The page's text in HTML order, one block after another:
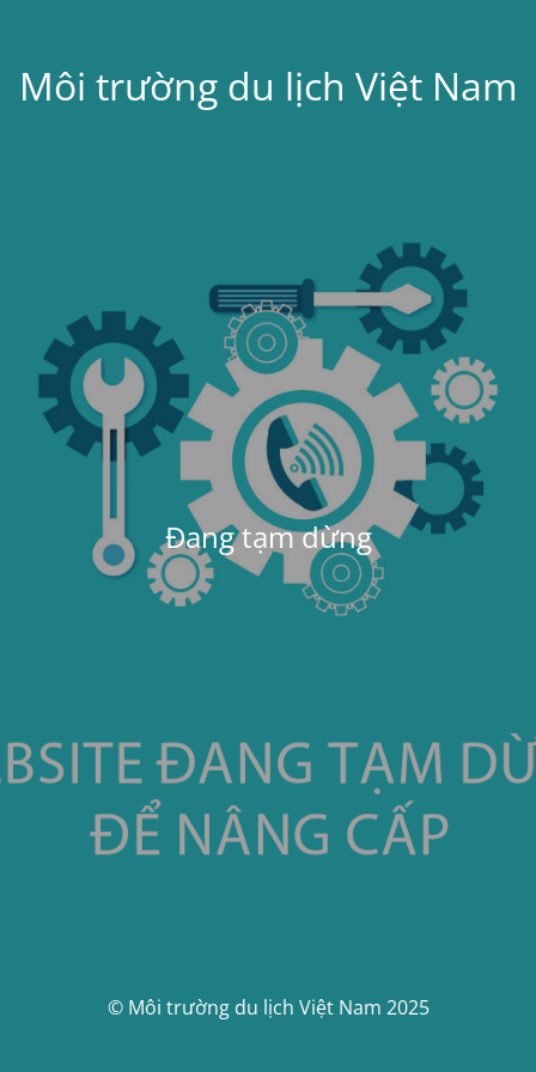
Môi trường du lịch Việt Nam
Đang tạm dừng
© Môi trường du lịch Việt Nam 2025